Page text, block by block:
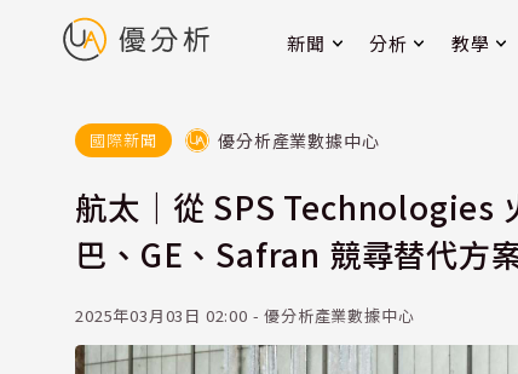
新聞 分析 教學
國際新聞 優分析產業數據中心
航太｜從 SPS Technologies
巴、GE、Safran 競尋替代方
2025年03月03日 02:00 - 優分析產業數據中心